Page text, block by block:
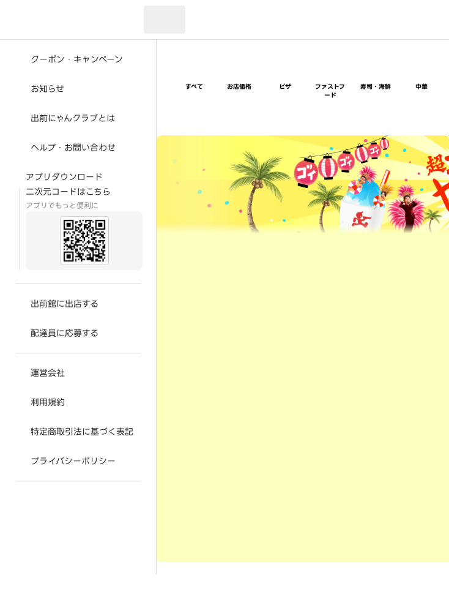
クーポン・キャンペーン
お知らせ
出前にゃんクラブとは
ヘルプ・お問い合わせ
アプリダウンロード
二次元コードはこちら
アプリでもっと便利に
出前館に出店する
配達員に応募する
運営会社
利用規約
特定商取引法に基づく表記
プライバシーポリシー
すべて お店価格 ピザ
ファストフ
ード
寿司・海鮮 中華
超ゴイゴイヤスー夏祭